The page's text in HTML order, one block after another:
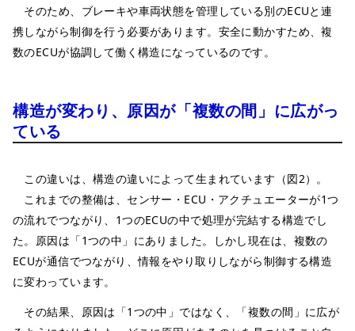
そのため、ブレーキや車両状態を管理している別のECUと連
携しながら制御を行う必要があります。安全に動かすため、複
数のECUが協調して働く構造になっているのです。
構造が変わり、原因が「複数の間」に広がっ
ている
この違いは、構造の違いによって生まれています（図2）。
これまでの整備は、センサー・ECU・アクチュエーターが1つ
の流れでつながり、1つのECUの中で処理が完結する構造でし
た。原因は「1つの中」にありました。しかし現在は、複数の
ECUが通信でつながり、情報をやり取りしながら制御する構造
に変わっています。
その結果、原因は「1つの中」ではなく、「複数の間」に広が